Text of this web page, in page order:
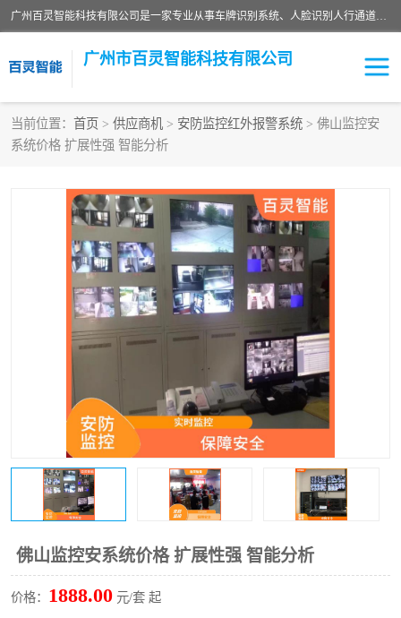
广州百灵智能科技有限公司是一家专业从事车牌识别系统、人脸识别人行通道、安防监控交通设施、停车场智能管理系统、停车场云平台、车牌识别一体机、自动道闸、通道设备、交通设施及交通划线等产品研发、生产和销售的高新技术企业。
广州市百灵智能科技有限公司
当前位置： 首页 > 供应商机 > 安防监控红外报警系统 > 佛山监控安
系统价格 扩展性强 智能分析
佛山监控安系统价格 扩展性强 智能分析
价格： 1888.00 元/套 起
安防监控红外报警系统
人脸识别系统